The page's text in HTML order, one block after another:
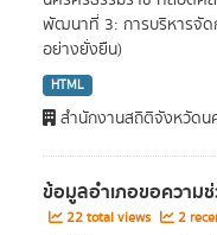
พัฒนาที่ 3: การบริหารจัด
อย่างยั่งยืน)
HTML
สำนักงานสถิติจังหวัดน
ข้อมูลอำเภอขอความ
22 total views 2